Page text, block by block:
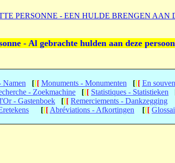
PERSONNE - EEN HULDE BRENGEN AAN
- Al gebrachte hulden aan deze persoon
Namen [[[ Monuments - Monumenten [[[ En
- Zoekmachine [[[ Statistiques - Statistieken
- Gastenboek [[[ Remerciements - Dankzegging
[[[ Abréviations - Afkortingen [[[